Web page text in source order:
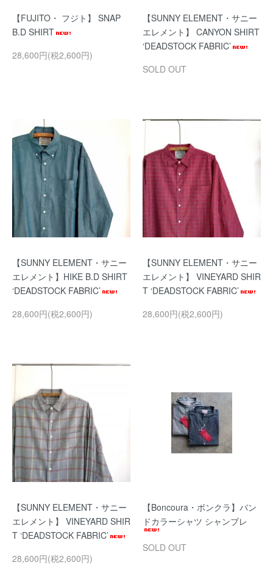
【FUJITO・ フジト】 SNAP
B.D SHIRT
28,600円(税2,600円)
【SUNNY ELEMENT・サニー
エレメント】 CANYON SHIRT
‘DEADSTOCK FABRIC’
SOLD OUT
【SUNNY ELEMENT・サニー
エレメント】HIKE B.D SHIRT
‘DEADSTOCK FABRIC’
28,600円(税2,600円)
【SUNNY ELEMENT・サニー
エレメント】 VINEYARD SHIR
T ‘DEADSTOCK FABRIC’
28,600円(税2,600円)
【SUNNY ELEMENT・サニー
エレメント】 VINEYARD SHIR
T ‘DEADSTOCK FABRIC’
28,600円(税2,600円)
【Boncoura・ボンクラ】バン
ドカラーシャツ シャンブレ
SOLD OUT